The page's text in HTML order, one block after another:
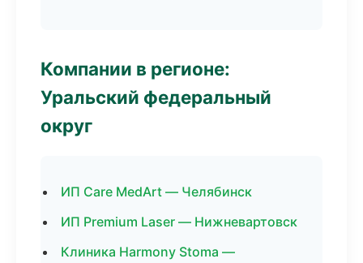
Компании в регионе:
Уральский федеральный
округ
ИП Care MedArt — Челябинск
ИП Premium Laser — Нижневартовск
Клиника Harmony Stoma —